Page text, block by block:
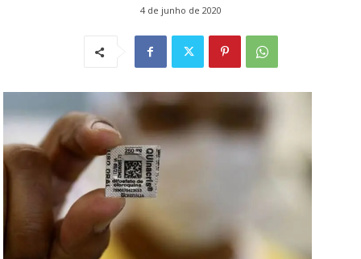
4 de junho de 2020